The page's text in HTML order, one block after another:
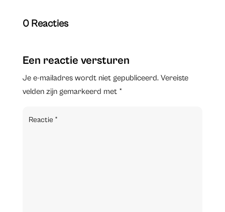
0 Reacties
Een reactie versturen
Je e-mailadres wordt niet gepubliceerd. Vereiste
velden zijn gemarkeerd met *